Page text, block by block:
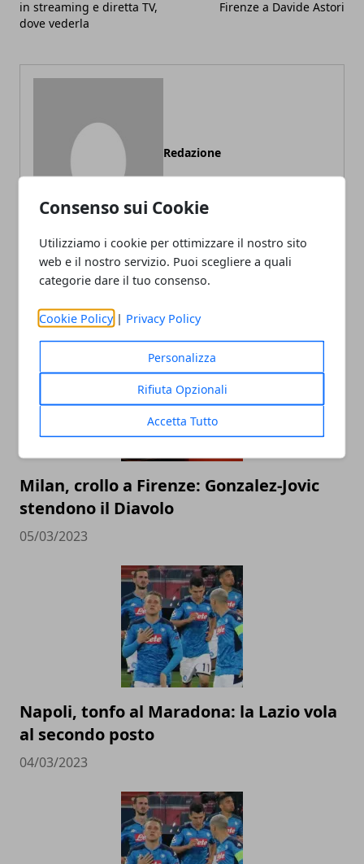
Consenso sui Cookie
Utilizziamo i cookie per ottimizzare il nostro sito
web e il nostro servizio. Puoi scegliere a quali
categorie dare il tuo consenso.
Cookie Policy | Privacy Policy
Personalizza
Rifiuta Opzionali
Accetta Tutto
in streaming e diretta TV,
dove vederla
Firenze a Davide Astori
Redazione
ARTICOLI CORRELATI
Milan, crollo a Firenze: Gonzalez-Jovic
stendono il Diavolo
05/03/2023
Napoli, tonfo al Maradona: la Lazio vola
al secondo posto
04/03/2023